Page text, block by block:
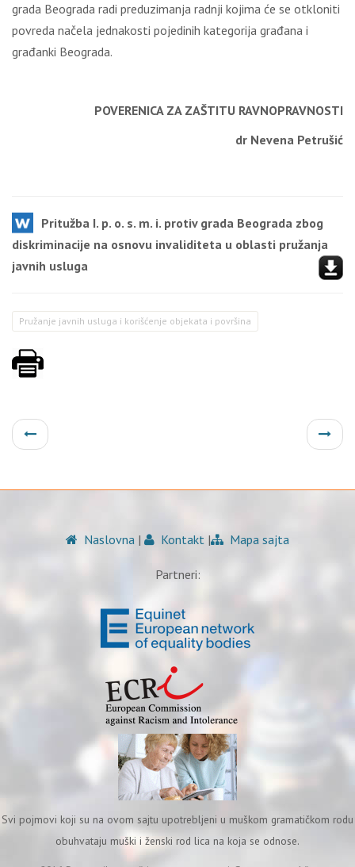
grada Beograda radi preduzimanja radnji kojima će se otkloniti
povreda načela jednakosti pojedinih kategorija građana i
građanki Beograda.
POVERENICA ZA ZAŠTITU RAVNOPRAVNOSTI
dr Nevena Petrušić
Pritužba I. p. o. s. m. i. protiv grada Beograda zbog
diskriminacije na osnovu invaliditeta u oblasti pružanja
javnih usluga
Pružanje javnih usluga i korišćenje objekata i površina
Naslovna | Kontakt | Mapa sajta
Partneri:
Svi pojmovi koji su na ovom sajtu upotrebljeni u muškom gramatičkom rodu
obuhvataju muški i ženski rod lica na koja se odnose.